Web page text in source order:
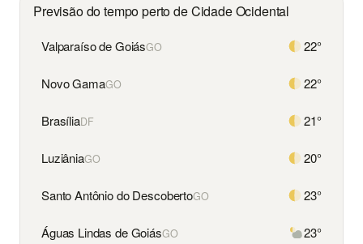
Previsão do tempo perto de Cidade Ocidental
Valparaíso de GoiásGO 22°
Novo GamaGO 22°
BrasíliaDF 21°
LuziâniaGO 20°
Santo Antônio do DescobertoGO 23°
Águas Lindas de GoiásGO 23°